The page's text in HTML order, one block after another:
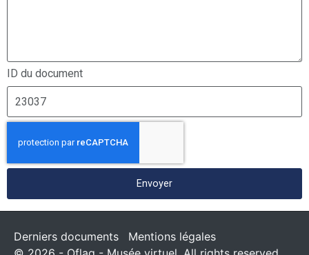
ID du document
Envoyer
Derniers documents
Mentions légales